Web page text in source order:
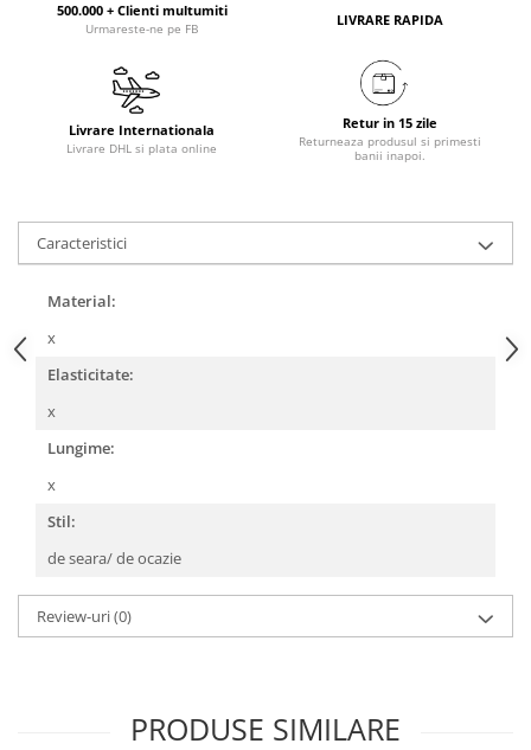
500.000 + Clienti multumiti
Urmareste-ne pe FB
LIVRARE RAPIDA
Livrare Internationala
Livrare DHL si plata online
Retur in 15 zile
Returneaza produsul si primesti
banii inapoi.
Caracteristici
Material:
x
Elasticitate:
x
Lungime:
x
Stil:
de seara/ de ocazie
Review-uri(0)
PRODUSE SIMILARE